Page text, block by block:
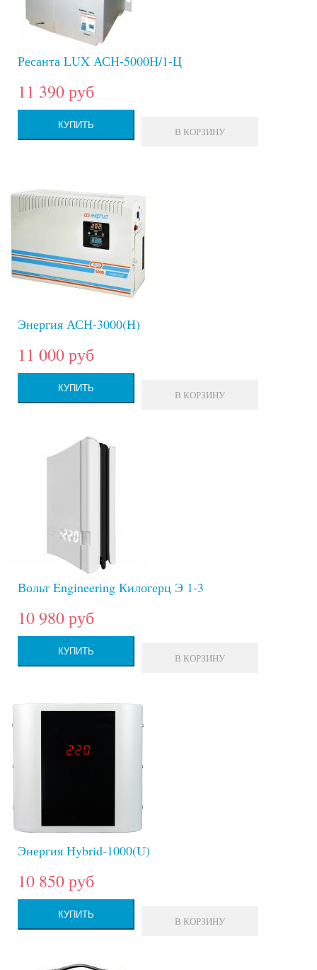
Ресанта LUX АСН-5000Н/1-Ц
11 390 руб
КУПИТЬ
В КОРЗИНУ
Энергия АСН-3000(Н)
11 000 руб
КУПИТЬ
В КОРЗИНУ
Вольт Engineering Килогерц Э 1-3
10 980 руб
КУПИТЬ
В КОРЗИНУ
Энергия Hybrid-1000(U)
10 850 руб
КУПИТЬ
В КОРЗИНУ